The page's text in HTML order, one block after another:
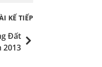
KẾ TIẾP
Đất
2013